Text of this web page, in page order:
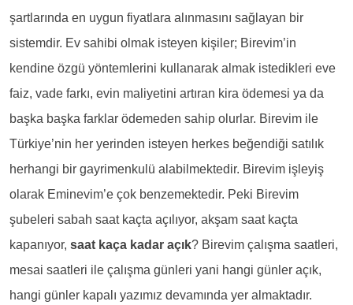
şartlarında en uygun fiyatlara alınmasını sağlayan bir
sistemdir. Ev sahibi olmak isteyen kişiler; Birevim’in
kendine özgü yöntemlerini kullanarak almak istedikleri eve
faiz, vade farkı, evin maliyetini artıran kira ödemesi ya da
başka başka farklar ödemeden sahip olurlar. Birevim ile
Türkiye’nin her yerinden isteyen herkes beğendiği satılık
herhangi bir gayrimenkulü alabilmektedir. Birevim işleyiş
olarak Eminevim’e çok benzemektedir. Peki Birevim
şubeleri sabah saat kaçta açılıyor, akşam saat kaçta
kapanıyor, saat kaça kadar açık? Birevim çalışma saatleri,
mesai saatleri ile çalışma günleri yani hangi günler açık,
hangi günler kapalı yazımız devamında yer almaktadır.